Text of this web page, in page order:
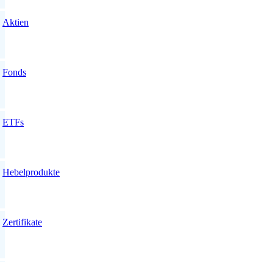
Aktien
Fonds
ETFs
Hebelprodukte
Zertifikate